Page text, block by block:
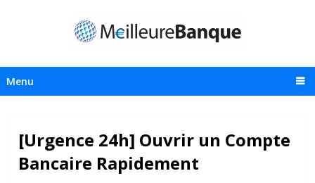
Menu
[Urgence 24h] Ouvrir un Compte
Bancaire Rapidement